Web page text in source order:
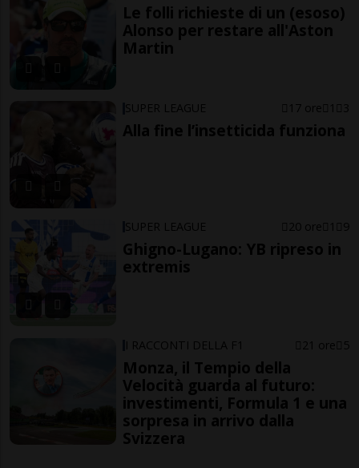
Le folli richieste di un (esoso)
Alonso per restare all'Aston
Martin
SUPER LEAGUE 17 ore 1 3
Alla fine l’insetticida funziona
SUPER LEAGUE 20 ore 1 9
Ghigno-Lugano: YB ripreso in
extremis
I RACCONTI DELLA F1 21 ore 5
Monza, il Tempio della
Velocità guarda al futuro:
investimenti, Formula 1 e una
sorpresa in arrivo dalla
Svizzera